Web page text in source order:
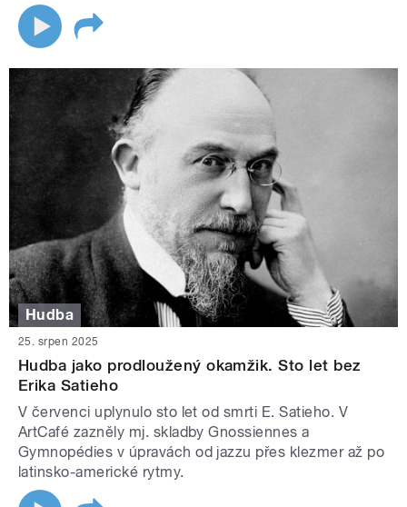
Hudba
25. srpen 2025
Hudba jako prodloužený okamžik. Sto let bez
Erika Satieho
V červenci uplynulo sto let od smrti E. Satieho. V
ArtCafé zazněly mj. skladby Gnossiennes a
Gymnopédies v úpravách od jazzu přes klezmer až po
latinsko-americké rytmy.